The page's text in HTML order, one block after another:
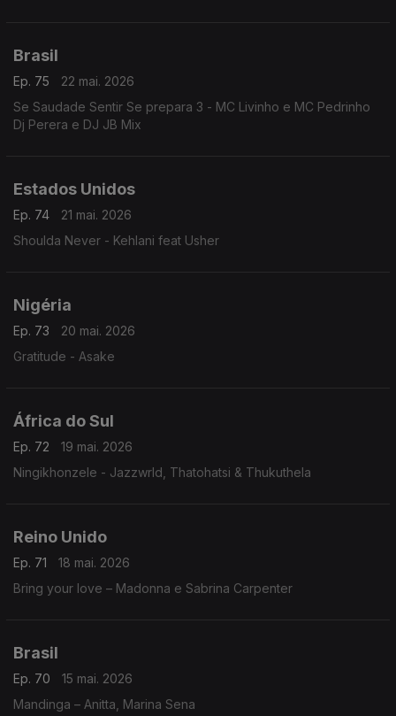
Brasil
Ep. 75
22 mai. 2026
Se Saudade Sentir Se prepara 3 - MC Livinho e MC Pedrinho
Dj Perera e DJ JB Mix
Estados Unidos
Ep. 74
21 mai. 2026
Shoulda Never - Kehlani feat Usher
Nigéria
Ep. 73
20 mai. 2026
Gratitude - Asake
África do Sul
Ep. 72
19 mai. 2026
Ningikhonzele - Jazzwrld, Thatohatsi & Thukuthela
Reino Unido
Ep. 71
18 mai. 2026
Bring your love – Madonna e Sabrina Carpenter
Brasil
Ep. 70
15 mai. 2026
Mandinga – Anitta, Marina Sena